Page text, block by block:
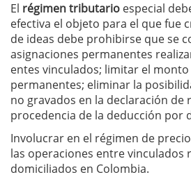
El régimen tributario especial
efectiva el objeto para el que fue
de ideas debe prohibirse que se
asignaciones permanentes
entes vinculados; limitar el monto
permanentes; eliminar la
no gravados en la declaración de
procedencia de la deducción por
Involucrar en el régimen de
las operaciones entre vinculados
domiciliados en Colombia.